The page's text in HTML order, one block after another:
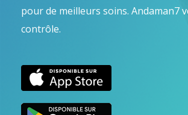
pour de meilleurs soins. Andaman7
contrôle.